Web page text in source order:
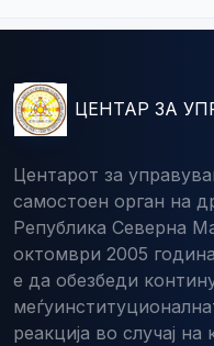
ЦЕНТАР ЗА
Центарот за
самостоен орган на
Република Северна
октомври 2005
е да обезбеди
реакција во случај